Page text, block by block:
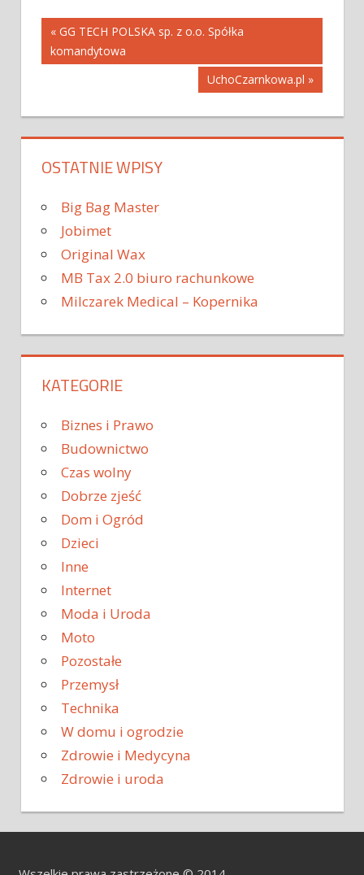
Nawigacja
wpisu
« GG TECH POLSKA sp. z o.o. Spółka
komandytowa
UchoCzarnkowa.pl »
OSTATNIE WPISY
Big Bag Master
Jobimet
Original Wax
MB Tax 2.0 biuro rachunkowe
Milczarek Medical – Kopernika
KATEGORIE
Biznes i Prawo
Budownictwo
Czas wolny
Dobrze zjeść
Dom i Ogród
Dzieci
Inne
Internet
Moda i Uroda
Moto
Pozostałe
Przemysł
Technika
W domu i ogrodzie
Zdrowie i Medycyna
Zdrowie i uroda